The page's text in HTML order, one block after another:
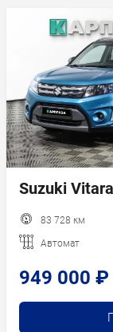
Suzuki
83 728 км
Автомат
949 000 ₽